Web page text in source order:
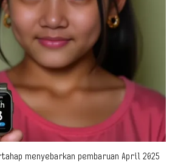
menyebarkan pembaruan April 2025